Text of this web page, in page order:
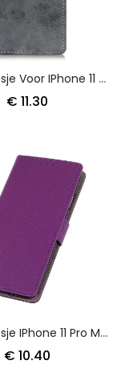
Leren Hoesje Voor IPhone 11 Pro Max Magenta Grijs Vintage Leereffect
€ 11.30
Leren Hoesje IPhone 11 Pro Max Wit Zwart Telefoonhoesje Effen Kunstleer
€ 10.40